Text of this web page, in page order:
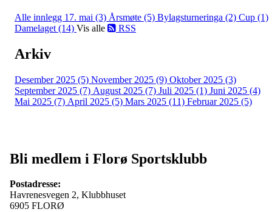
Alle innlegg 17. mai (3) Årsmøte (5) Bylagsturneringa (2) Cup (1)
Damelaget (14) Vis alle RSS
Arkiv
Desember 2025 (5) November 2025 (9) Oktober 2025 (3)
September 2025 (7) August 2025 (7) Juli 2025 (1) Juni 2025 (4)
Mai 2025 (7) April 2025 (5) Mars 2025 (11) Februar 2025 (5)
Bli medlem i Florø Sportsklubb
Postadresse:
Havrenesvegen 2, Klubbhuset
6905 FLORØ